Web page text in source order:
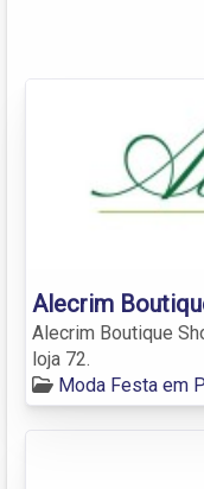
Alecrim
Alecrim Boutique
loja 72.
Moda Festa em